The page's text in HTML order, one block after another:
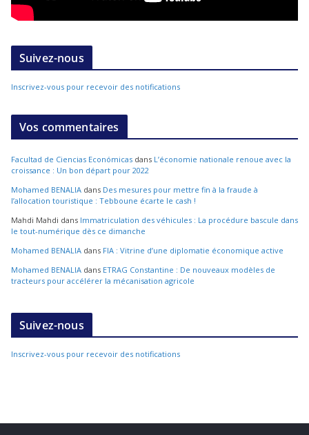
Suivez-nous
Inscrivez-vous pour recevoir des notifications
Vos commentaires
Facultad de Ciencias Económicas dans L’économie nationale renoue avec la
croissance : Un bon départ pour 2022
Mohamed BENALIA dans Des mesures pour mettre fin à la fraude à
l’allocation touristique : Tebboune écarte le cash !
Mahdi Mahdi dans Immatriculation des véhicules : La procédure bascule dans
le tout-numérique dès ce dimanche
Mohamed BENALIA dans FIA : Vitrine d’une diplomatie économique active
Mohamed BENALIA dans ETRAG Constantine : De nouveaux modèles de
tracteurs pour accélérer la mécanisation agricole
Suivez-nous
Inscrivez-vous pour recevoir des notifications